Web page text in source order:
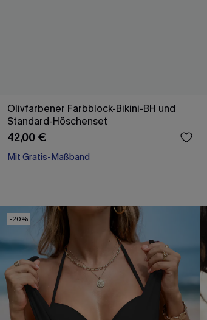
Olivfarbener Farbblock-Bikini-BH und
Standard-Höschenset
42,00 €
Mit Gratis-Maßband
-20%